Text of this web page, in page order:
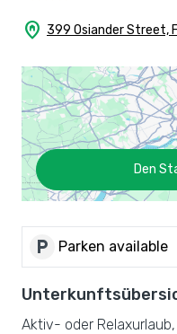
home_pin 399 Osiander Street,
Den
local_parking Parken available
Aktiv- oder